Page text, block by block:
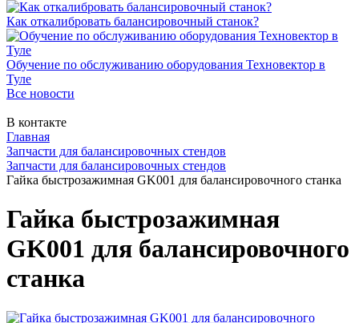
Как откалибровать балансировочный станок?
Обучение по обслуживанию оборудования Техновектор в
Туле
Все новости
В контакте
Главная
Запчасти для балансировочных стендов
Запчасти для балансировочных стендов
Гайка быстрозажимная GK001 для балансировочного станка
Гайка быстрозажимная
GK001 для балансировочного
станка